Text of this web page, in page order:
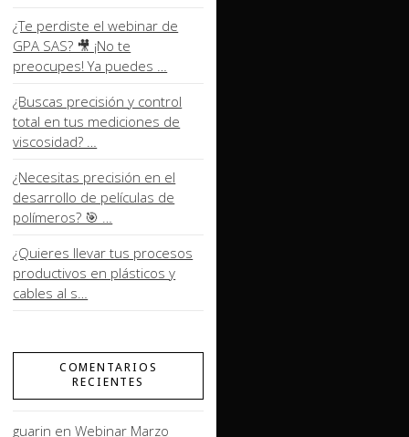
¿Te perdiste el webinar de
GPA SAS? 🎥 ¡No te
preocupes! Ya puedes …
¿Buscas precisión y control
total en tus mediciones de
viscosidad? …
¿Necesitas precisión en el
desarrollo de películas de
polímeros? 🎯 …
¿Quieres llevar tus procesos
productivos en plásticos y
cables al s…
COMENTARIOS
RECIENTES
guarin enWebinar Marzo